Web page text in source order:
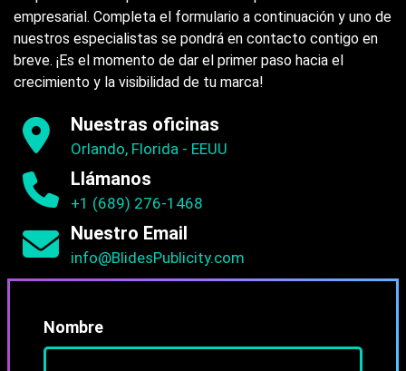
empresarial. Completa el formulario a continuación y uno de
nuestros especialistas se pondrá en contacto contigo en
breve. ¡Es el momento de dar el primer paso hacia el
crecimiento y la visibilidad de tu marca!
Nuestras oficinas
Orlando, Florida - EEUU
Llámanos
+1 (689) 276-1468
Nuestro Email
info@BlidesPublicity.com
Nombre